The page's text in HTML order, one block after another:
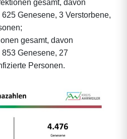
gesamt, davon
Genesene, 3 Verstorbene,
gesamt, davon
Genesene, 27
Personen.